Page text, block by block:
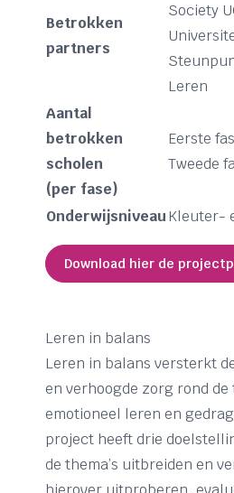
Betrokken
partners
Society
Leren
Aantal
betrokken
scholen
(per fase)
Eerste
Tweede
OnderwijsniveauKleuter-
Download hier de
Leren in balans
Leren in balans versterkt
en verhoogde zorg rond de
emotioneel leren en
project heeft drie
de thema’s uitbreiden en